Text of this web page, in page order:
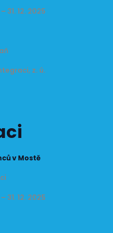
31. 12. 2025
z. ú.
v Mostě
31. 12. 2025